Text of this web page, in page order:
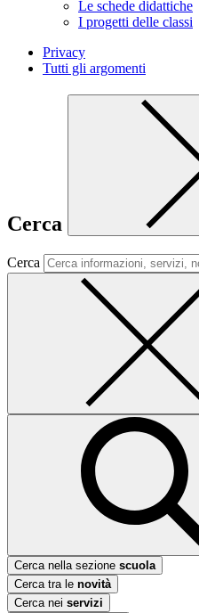
Le schede didattiche
I progetti delle classi
Privacy
Tutti gli argomenti
Cerca
Cerca
Cerca nella sezione scuola
Cerca tra le novità
Cerca nei servizi